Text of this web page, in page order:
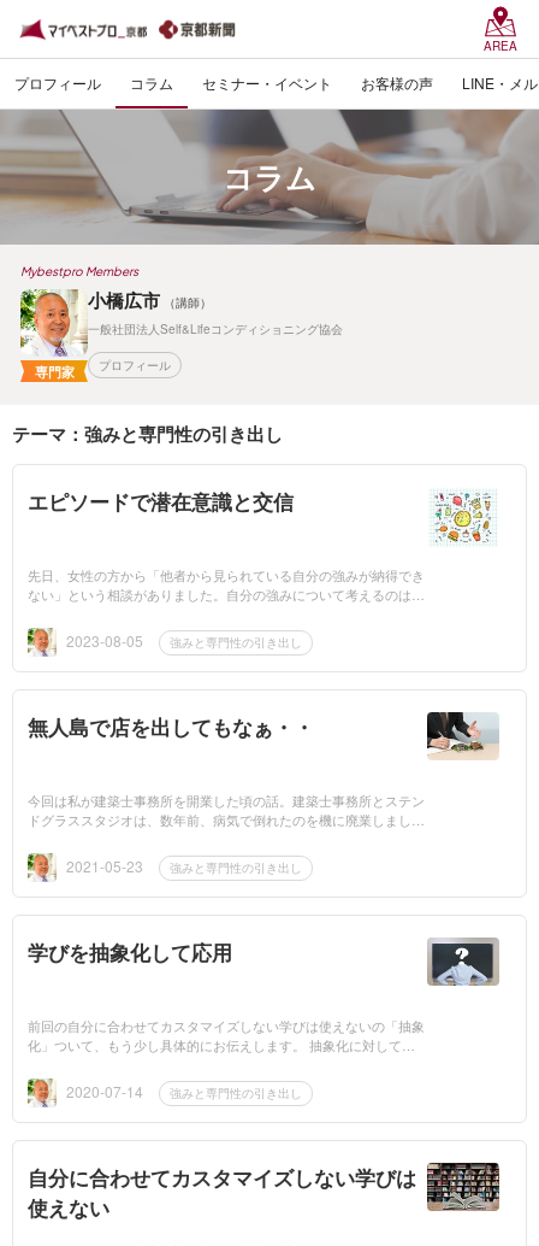
AREA
プロフィール コラム セミナー・イベント お客様の声 LINE・メ
コラム
Mybestpro Members
専門家
小橋広市
（講師）
一般社団法人Self&Lifeコンディショニング協会
プロフィール
テーマ：強みと専門性の引き出し
エピソードで潜在意識と交信
先日、女性の方から「他者から見られている自分の強みが納得でき
ない」という相談がありました。自分の強みについて考えるのは意
したエピソードを...
2023-08-05 強みと専門性の引き出し
無人島で店を出してもなぁ・・
今回は私が建築士事務所を開業した頃の話。建築士事務所とステン
ドグラススタジオは、数年前、病気で倒れたのを機に廃業しまし
思うことがありま...
2021-05-23 強みと専門性の引き出し
学びを抽象化して応用
前回の自分に合わせてカスタマイズしない学びは使えないの「抽象
化」ついて、もう少し具体的にお伝えします。 抽象化に対して具
します。抽象化...
2020-07-14 強みと専門性の引き出し
自分に合わせてカスタマイズしない学びは
使えない